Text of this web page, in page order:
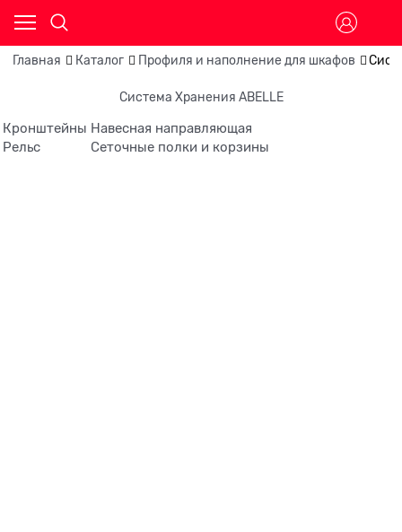
Главная Каталог Профиля и наполнение для шкафов
Система Хранения ABELLE
Кронштейны Навесная направляющая
Рельс
Сеточные полки и корзины